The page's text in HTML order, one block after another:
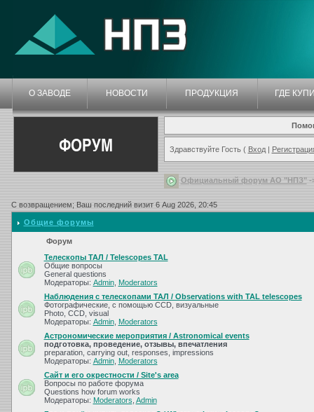
О ЗАВОДЕ НОВОСТИ ПРОДУКЦИЯ ГДЕ
ФОРУМ Здравствуйте Гость ( Вход|
Официальный форум АО "НПЗ"-
С возвращением; Ваш последний визит 6 Aug 2026, 20:45
Общие форумы
Форум
Телескопы ТАЛ / Telescopes TAL
Общие вопросы
General questions
Модераторы: Admin, Moderators
Наблюдения с телескопами ТАЛ / Observations with TAL telescopes
Фотографические, с помощью CCD, визуальные
Photo, CCD, visual
Модераторы: Admin, Moderators
Астрономические мероприятия / Astronomical events
подготовка, проведение, отзывы, впечатления
preparation, carrying out, responses, impressions
Модераторы: Admin, Moderators
Сайт и его окрестности / Site's area
Вопросы по работе форума
Questions how forum works
Модераторы: Moderators Admin